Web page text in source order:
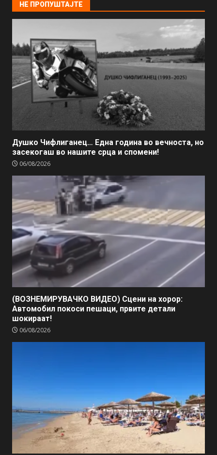
НЕ ПРОПУШТАЈТЕ
Душко Чифлиганец… Eдна година во вечноста, но
засекогаш во нашите срца и спомени!
06/08/2026
(ВОЗНЕМИРУВАЧКО ВИДЕО) Сцени на хорор:
Автомобил покоси пешаци, првите детали
шокираат!
06/08/2026